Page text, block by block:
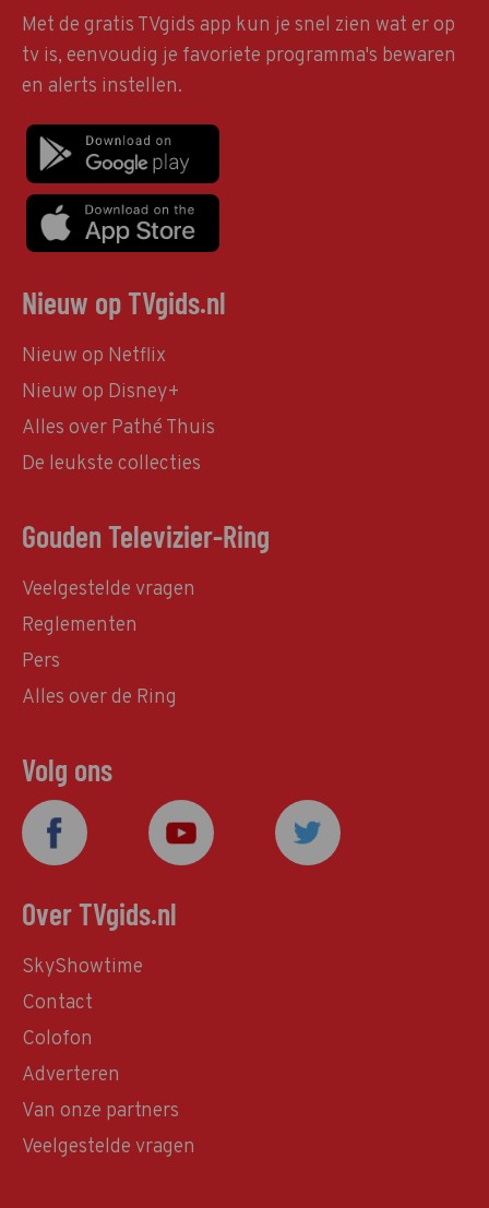
Met de gratis TVgids app kun je snel zien wat er op
tv is, eenvoudig je favoriete programma's bewaren
en alerts instellen.
Nieuw op TVgids.nl
Nieuw op Netflix
Nieuw op Disney+
Alles over Pathé Thuis
De leukste collecties
Gouden Televizier-Ring
Veelgestelde vragen
Reglementen
Pers
Alles over de Ring
Volg ons
Over TVgids.nl
SkyShowtime
Contact
Colofon
Adverteren
Van onze partners
Veelgestelde vragen